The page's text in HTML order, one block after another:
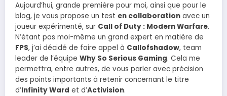
Aujourd’hui, grande première pour moi, ainsi que pour le
blog, je vous propose un test en collaboration avec un
joueur expérimenté, sur Call of Duty : Modern Warfare.
N’étant pas moi-même un grand expert en matière de
FPS, j’ai décidé de faire appel à Callofshadow, team
leader de l’équipe Why So Serious Gaming. Cela me
permettra, entre autres, de vous parler avec précision
des points importants à retenir concernant le titre
d’Infinity Ward et d’Activision.